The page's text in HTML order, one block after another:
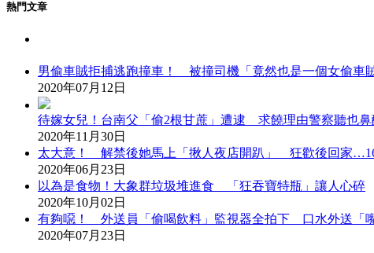
熱門文章
男偷車賊拒捕逃跑撞車！ 被撞司機「竟然也是一個女偷車賊
2020年07月12日
待嫁女兒！台南父「偷2根甘蔗」遭逮 求饒理由警察聽也鼻
2020年11月30日
太大意！ 解禁後她馬上「揪人夜店開趴」 狂歡後回家…16
2020年06月23日
以為是食物！大象群垃圾堆進食 「狂吞寶特瓶」讓人心碎
2020年10月02日
有夠噁！ 外送員「偷喝飲料」監視器全拍下 口水外送「
2020年07月23日